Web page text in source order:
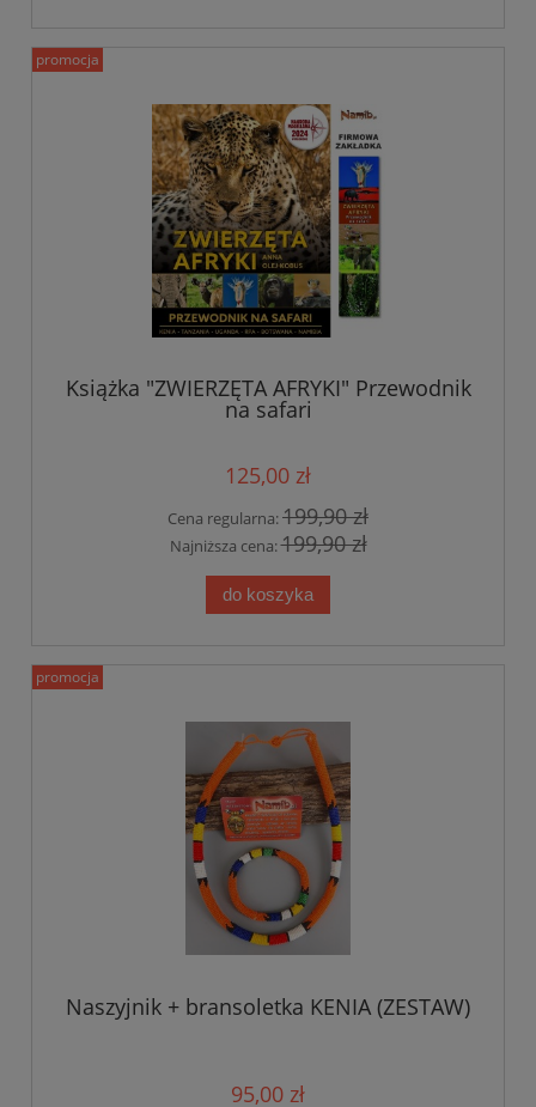
Książka "ZWIERZĘTA AFRYKI" Przewodnik
na safari
125,00 zł
Cena regularna:199,90 zł
Najniższa cena:199,90 zł
do koszyka
promocja
Naszyjnik + bransoletka KENIA (ZESTAW)
95,00 zł
promocja